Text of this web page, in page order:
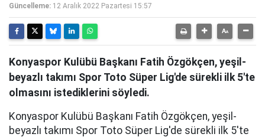
Güncelleme: 12 Aralık 2022 Pazartesi 15:57
Konyaspor Kulübü Başkanı Fatih Özgökçen, yeşil-
beyazlı takımı Spor Toto Süper Lig'de sürekli ilk 5'te
olmasını istediklerini söyledi.
Konyaspor Kulübü Başkanı Fatih Özgökçen, yeşil-
beyazlı takımı Spor Toto Süper Lig'de sürekli ilk 5'te